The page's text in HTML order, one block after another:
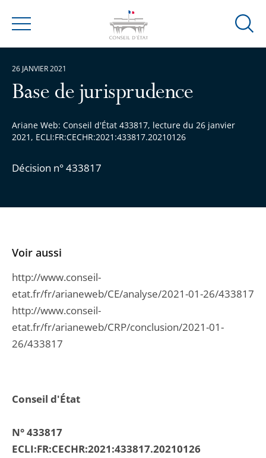
Menu
Ouvrir
Base de jurisprudence
Ariane Web: Conseil d'État 433817, lecture du 26 janvier
2021, ECLI:FR:CECHR:2021:433817.20210126
Décision n° 433817
26 JANVIER 2021
Conseil d'État
N° 433817
ECLI:FR:CECHR:2021:433817.20210126
Voir aussi
http://www.conseil-
etat.fr/fr/arianeweb/CE/analyse/2021-01-26/433817
http://www.conseil-
etat.fr/fr/arianeweb/CRP/conclusion/2021-01-
26/433817